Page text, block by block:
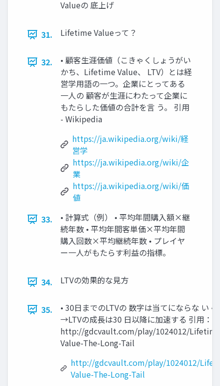
Valueの 底上げ
31. Lifetime Valueって？
32.
• 顧客生涯価値（こきゃくしょうがい
かち、Lifetime Value、 LTV）とは経
営学用語の一つ。企業にとってある
一人の 顧客が生涯にわたって企業に
もたらした価値の合計を言 う。 引用
- Wikipedia
https://ja.wikipedia.org/wiki/経
営学
https://ja.wikipedia.org/wiki/企
業
https://ja.wikipedia.org/wiki/価
値
33.
• 計算式（例） • 平均年間購入額×継
続年数 • 平均年間客単価×平均年間
購入回数×平均継続年数 • プレイヤ
ー一人がもたらす利益の指標。
34. LTVの効果的な見方
35.
• 30日までのLTVの 数字は当てにならな い •
→LTVの成長は30 日以降に加速する 引用：
http://gdcvault.com/play/1024012/
Value-The-Long-Tail
http://gdcvault.com/play/1024012/
Value-The-Long-Tail